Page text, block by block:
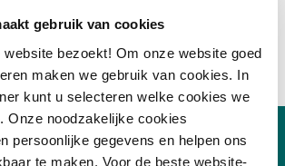
gebruik van cookies
website bezoekt! Om onze website goed
maken we gebruik van cookies. In
kunt u selecteren welke cookies we
Onze noodzakelijke cookies
persoonlijke gegevens en helpen ons
te maken. Voor de beste website-
.